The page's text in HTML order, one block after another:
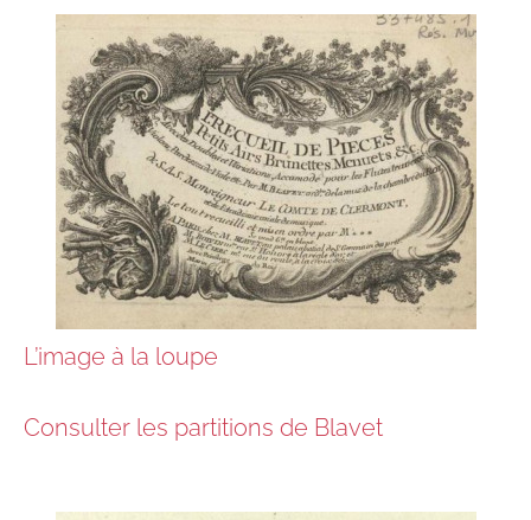
L’image à la loupe
Consulter les partitions de Blavet